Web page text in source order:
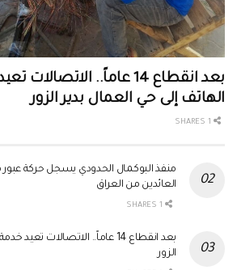
بعد انقطاع 14 عاماً..
الهاتف إلى حي العمال بدير الزور
منفذ البوكمال الحدودي يسجل حركة عبور
العائدين من العراق
بعد انقطاع 14 عاماً.. الاتصالات
الزور